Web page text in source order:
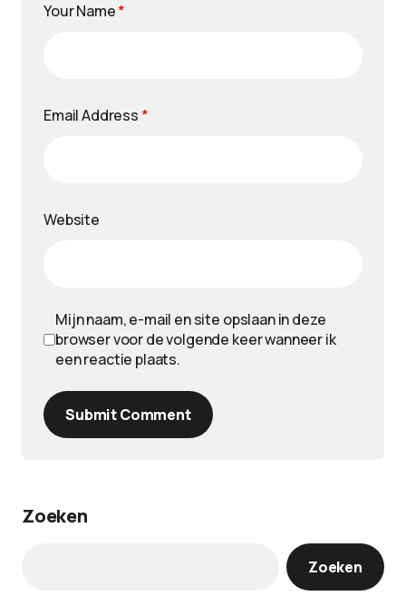
Your Name*
Email Address *
Website
Mijn naam, e-mail en site opslaan in deze
browser voor de volgende keer wanneer ik
een reactie plaats.
Submit Comment
Zoeken
Zoeken